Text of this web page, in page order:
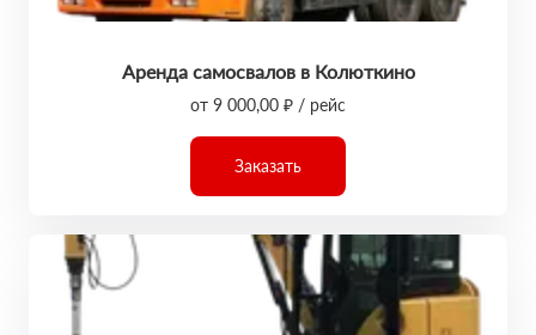
Аренда самосвалов в Колюткино
от 9 000,00 ₽ / рейс
Заказать